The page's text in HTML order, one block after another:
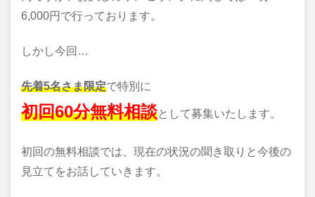
6,000円で行っております。
しかし今回…
先着5名さま限定で特別に
初回60分無料相談として募集いたします。
初回の無料相談では、現在の状況の聞き取りと今後の
見立てをお話していきます。